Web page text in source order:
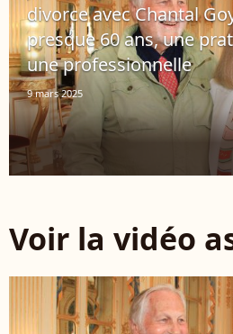
divorce avec Chantal
presque 60 ans, une
une professionnelle
9 mars 2025
Voir la vidéo